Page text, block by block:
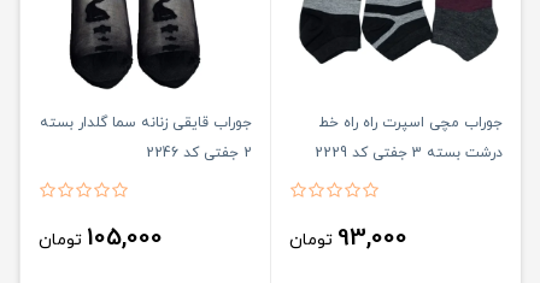
جوراب مچی اسپرت راه راه خط
درشت بسته 3 جفتی کد 2229
93,000 تومان
جوراب قایقی زنانه سما گلدار بسته
2 جفتی کد 2246
105,000 تومان